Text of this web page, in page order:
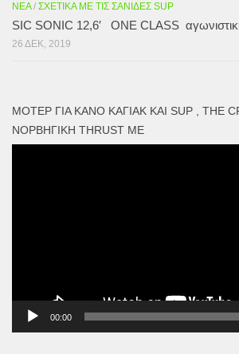
ΝΈΑ/ ΣΧΕΤΙΚΆ ΜΕ ΤΙΣ ΣΑΝΊΔΕΣ SUP
SIC SONIC 12,6′ ONE CLASS
26 ΔΕΚ, 2019
ΜΟΤΕΡ ΓΙΑ ΚΑΝΌ ΚΑΓΙΑΚ ΚΑΙ SUP , THE
ΝΟΡΒΗΓΙΚΉ THRUST ME
00:00